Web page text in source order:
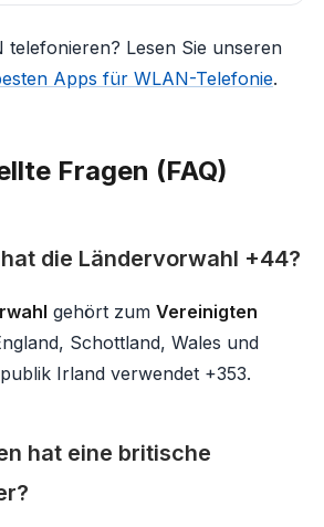
telefonieren? Lesen Sie unseren
Apps für WLAN-Telefonie.
Fragen (FAQ)
die Ländervorwahl +44?
gehört zum Vereinigten
Schottland, Wales und
Irland verwendet +353.
hat eine britische